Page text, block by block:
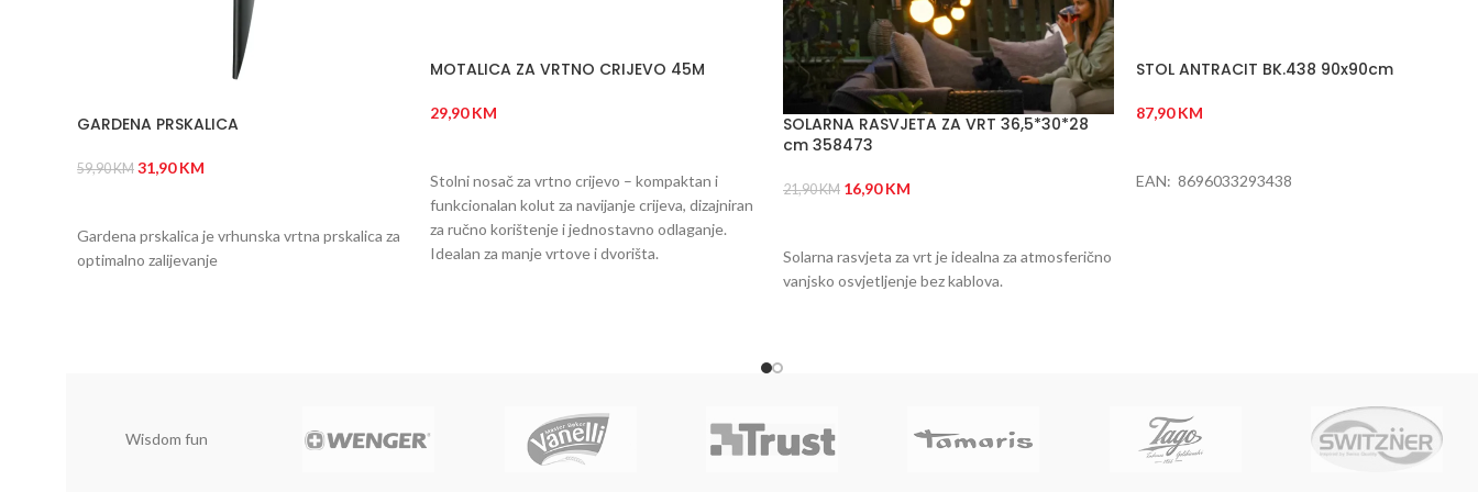
GARDENA PRSKALICA
59,90KM 31,90KM
Gardena prskalica je vrhunska vrtna prskalica za
optimalno zalijevanje
MOTALICA ZA VRTNO CRIJEVO 45M
29,90KM
Stolni nosač za vrtno crijevo – kompaktan i
funkcionalan kolut za navijanje crijeva, dizajniran
za ručno korištenje i jednostavno odlaganje.
Idealan za manje vrtove i dvorišta.
SOLARNA RASVJETA ZA VRT 36,5*30*28
cm 358473
21,90KM 16,90KM
Solarna rasvjeta za vrt je idealna za atmosferično
vanjsko osvjetljenje bez kablova.
STOL ANTRACIT BK.438 90x90cm
87,90KM
EAN: 8696033293438
Wisdom fun